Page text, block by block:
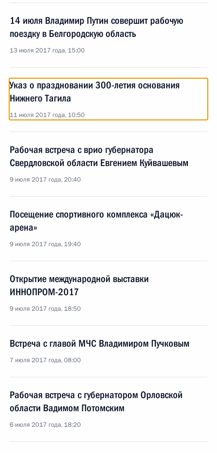
14 июля Владимир Путин совершит рабочую
поездку в Белгородскую область
13 июля 2017 года, 15:00
Указ о праздновании 300-летия основания
Нижнего Тагила
11 июля 2017 года, 10:50
Рабочая встреча с врио губернатора
Свердловской области Евгением Куйвашевым
9 июля 2017 года, 20:40
Посещение спортивного комплекса «Дацюк-
арена»
9 июля 2017 года, 19:40
Открытие международной выставки
ИННОПРОМ-2017
9 июля 2017 года, 18:50
Встреча с главой МЧС Владимиром Пучковым
7 июля 2017 года, 08:00
Рабочая встреча с губернатором Орловской
области Вадимом Потомским
6 июля 2017 года, 18:20